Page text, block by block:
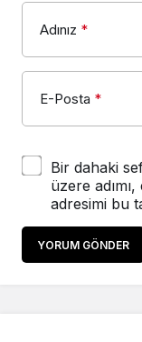
Adınız *
E-Posta *
Bir dahaki
üzere
adresimi bu
YORUM GÖNDER